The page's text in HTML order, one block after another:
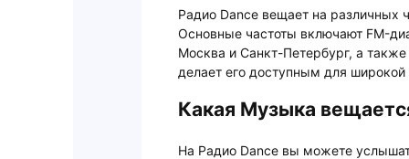
Радио Dance вещает на различных
Основные частоты включают FM-
Москва и Санкт-Петербург, а
делает его доступным для широкой
Какая Музыка
На Радио Dance вы можете